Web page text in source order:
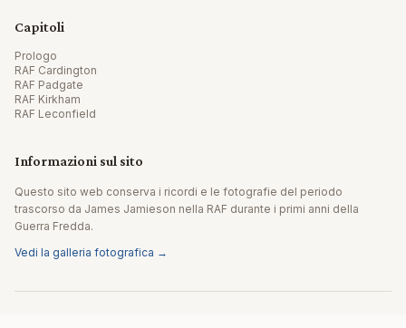
Capitoli
Prologo
RAF Cardington
RAF Padgate
RAF Kirkham
RAF Leconfield
Informazioni sul sito
Questo sito web conserva i ricordi e le fotografie del periodo
trascorso da James Jamieson nella RAF durante i primi anni della
Guerra Fredda.
Vedi la galleria fotografica →